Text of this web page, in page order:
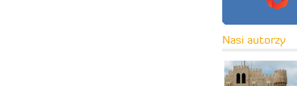
Nasi autorzy